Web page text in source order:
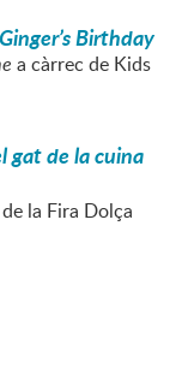
Birthday
a càrrec de Kids
gat de la cuina
la Fira Dolça